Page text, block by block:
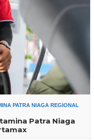
PATRA NIAGA REGIONAL
Patra Niaga